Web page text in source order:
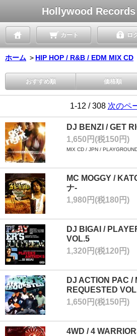
Hollywood
カート ロ
ホーム ＞ HIP HOP / R&B / EDM MIX CD
おすすめ順 価格順
1-12 / 308 次のペ
DJ BENZI / GET
1,650円(税150円)
MIX CD / JPN /
MC MOGGY /
ナ-
1,980円(税180円)
DJ BIGAI /
VOL.5
1,320円(税120円)
DJ ACTION PAC /
REQUESTED
1,650円(税150円)
4WD / 4